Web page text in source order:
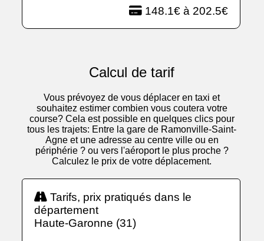
148.1€ à 202.5€
Calcul de tarif
Vous prévoyez de vous déplacer en taxi et
souhaitez estimer combien vous coutera votre
course? Cela est possible en quelques clics pour
tous les trajets: Entre la gare de Ramonville-Saint-
Agne et une adresse au centre ville ou en
périphérie ? ou vers l'aéroport le plus proche ?
Calculez le prix de votre déplacement.
Tarifs, prix pratiqués dans le
département
Haute-Garonne (31)